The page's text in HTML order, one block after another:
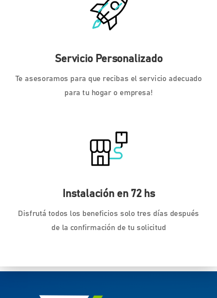
Servicio Personalizado
Te asesoramos para que recibas el servicio adecuado
para tu hogar o empresa!
Instalación en 72 hs
Disfrutá todos los beneficios solo tres días después
de la confirmación de tu solicitud